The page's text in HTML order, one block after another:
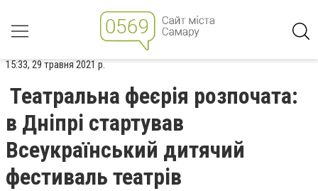
15:33, 29 травня 2021 р.
Театральна феєрія розпочата:
в Дніпрі стартував
Всеукраїнський дитячий
фестиваль театрів